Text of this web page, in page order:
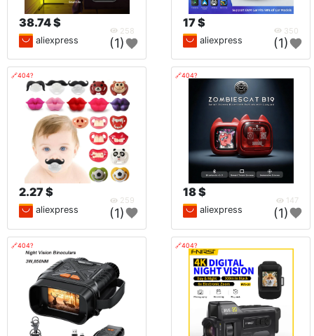
38.74 $
258
aliexpress (1)
17 $
350
aliexpress (1)
🔗404?
2.27 $
259
aliexpress (1)
🔗404?
18 $
147
aliexpress (1)
🔗404? 🔗404?